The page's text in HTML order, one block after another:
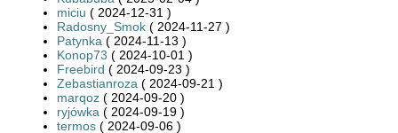
miciu ( 2024-12-31 )
Radosny_Smok ( 2024-11-27 )
Patynka ( 2024-11-13 )
Konop73 ( 2024-10-01 )
Freebird ( 2024-09-23 )
Zebastianroza ( 2024-09-21 )
marqoz ( 2024-09-20 )
ryjówka ( 2024-09-19 )
termos ( 2024-09-06 )